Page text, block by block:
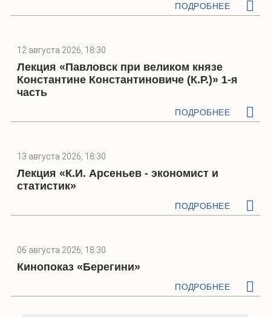
ПОДРОБНЕЕ
12 августа 2026, 18:30
Лекция «Павловск при великом князе
Константине Константиновиче (К.Р.)» 1-я
часть
ПОДРОБНЕЕ
13 августа 2026, 18:30
Лекция «К.И. Арсеньев - экономист и
статистик»
ПОДРОБНЕЕ
06 августа 2026, 18:30
Кинопоказ «Берегини»
ПОДРОБНЕЕ